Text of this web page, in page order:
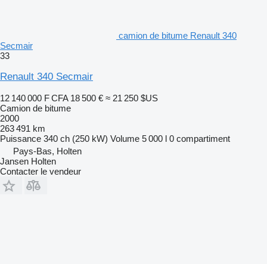
camion de bitume Renault 340
Secmair
33
Renault 340 Secmair
12 140 000 F CFA 18 500 € ≈ 21 250 $US
Camion de bitume
2000
263 491 km
Puissance 340 ch (250 kW) Volume 5 000 l 0 compartiment
Pays-Bas, Holten
Jansen Holten
Contacter le vendeur